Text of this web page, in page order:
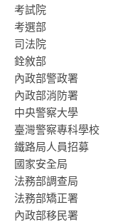
考試院
考選部
司法院
銓敘部
內政部警政署
內政部消防署
中央警察大學
臺灣警察專科學校
鐵路局人員招募
國家安全局
法務部調查局
法務部矯正署
內政部移民署